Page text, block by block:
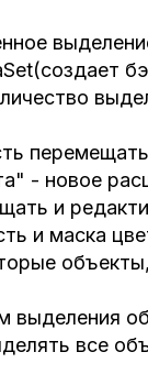
- новое
и
и маска
выделения
все